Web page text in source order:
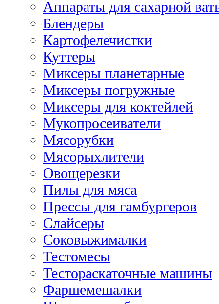
Аппараты для сахарной
Блендеры
Картофелечистки
Куттеры
Миксеры планетарные
Миксеры погружные
Миксеры для коктейлей
Мукопросеиватели
Мясорубки
Мясорыхлители
Овощерезки
Пилы для мяса
Прессы для гамбургеров
Слайсеры
Соковыжималки
Тестомесы
Тестораскаточные машины
Фаршемешалки